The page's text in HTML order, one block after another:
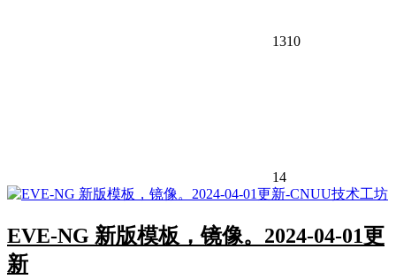
1310
14
EVE-NG 新版模板，镜像。2024-04-01更
新